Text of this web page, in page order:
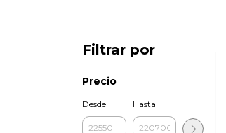
Filtrar por
Precio
Desde Hasta